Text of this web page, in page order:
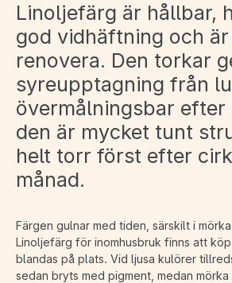
Linoljefärg är hållbar,
god vidhäftning och
renovera. Den torkar
syreupptagning från
övermålningsbar efter
den är mycket tunt
helt torr först efter
månad.
Färgen gulnar med tiden, särskilt i
Linoljefärg för inomhusbruk finns att
blandas på plats. Vid ljusa kulörer
sedan bryts med pigment, medan